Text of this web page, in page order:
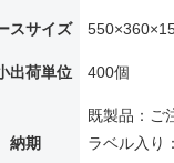
スサイズ
出荷単位 400個
納期
既製品：ご
ラベル入り